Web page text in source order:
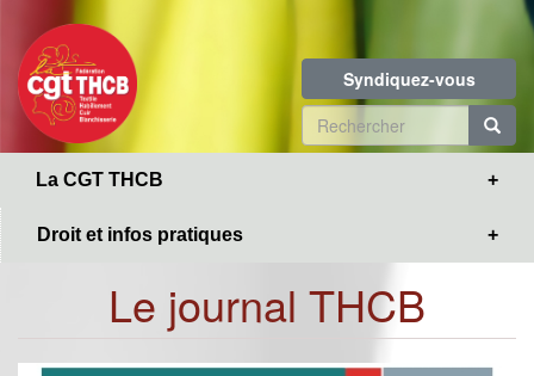
contenu
principal
Syndiquez-vous
Formulaire
de
La CGT THCB
Droit et infos pratiques
Le journal THCB